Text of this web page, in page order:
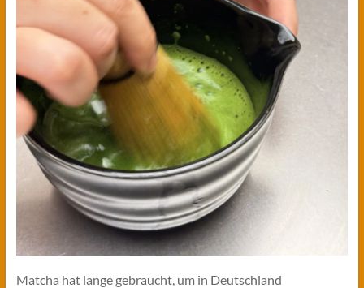
Matcha hat lange gebraucht, um in Deutschland